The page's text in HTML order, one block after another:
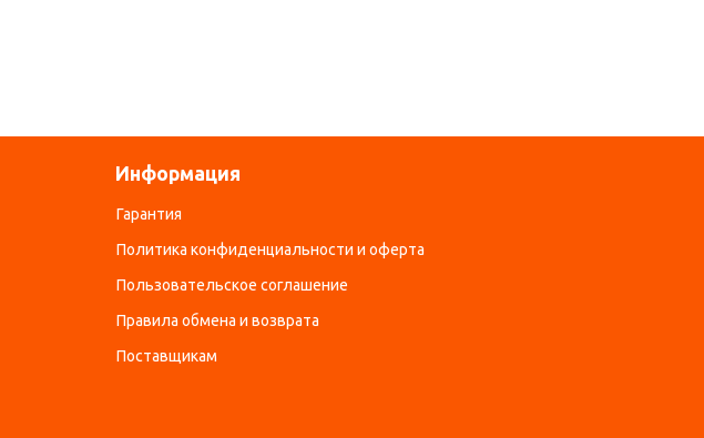
Информация
Гарантия
Политика конфиденциальности и оферта
Пользовательское соглашение
Правила обмена и возврата
Поставщикам